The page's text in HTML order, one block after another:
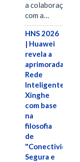
a colaboração
com a…
HNS 2026
| Huawei
revela a
aprimorada
Rede
Inteligente
Xinghe
com base
na
filosofia
de
"Conectividade
Segura e